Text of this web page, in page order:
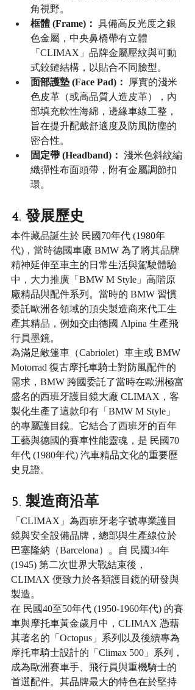
角視野。
框體 (Frame)： 具備高反光度之銀
色金屬，中央鼻橋帶有立體
「CLIMAX」品牌金屬壓紋與可動
式鉸鏈結構，以貼合不同臉型。
面部護墊 (Face Pad)：
厚實的淺米
色皮革（或高品質人造皮革），內
部填充軟性海綿，邊緣車線工整，
旨在提升配戴舒適度及防風防塵的
密合性。
固定帶 (Headband)： 淺米色斜紋編
織彈性布面頭帶，附有金屬調節扣
環。
4. 發展歷史
本件藏品誕生於 民國70年代 (1980年
代)，當時德國車廠 BMW 為了將其品牌
精神延伸至車主的日常生活與駕駛體驗
中，大力推廣「BMW M Style」高階原
廠精品與配件系列。當時的 BMW 習慣
委託歐洲各領域的頂尖製造商來代工生
產其精品，例如交由德國 Alpina 生產飛
行員墨鏡。
為滿足敞篷車（Cabriolet）車主或 BMW
Motorrad 復古摩托車騎士對防風配件的
需求，BMW 跨國委託了當時在歐洲極富
盛名的西班牙護目鏡大廠 CLIMAX，客
製化生產了這款印有「BMW M Style」
的專屬護目鏡。它結合了西班牙的百年
工藝與德國的賽車性能靈魂，是 民國70
年代 (1980年代) 汽車精品文化的重要歷
史見證。
5. 製造商沿革
「CLIMAX」為西班牙老字號專業護目
鏡與安全設備品牌，總部與生產線位於
巴塞隆納（Barcelona）。自 民國34年
(1945) 第二次世界大戰結束後，
CLIMAX 便致力於各類護目鏡的研發與
製造。
在 民國40至50年代 (1950-1960年代) 的賽
車與摩托車黃金歲月中，CLIMAX 憑藉
其著名的「Octopus」系列以及後續專為
摩托車騎士設計的「Climax 500」系列，
成為歐洲賽車手、飛行員與重機騎士的
首選配件。其品牌最大的特色在於堅持